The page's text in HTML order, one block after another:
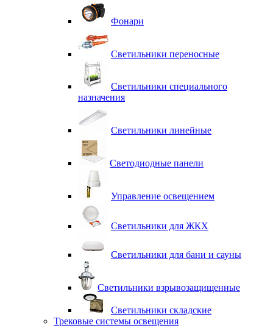
Фонари
Светильники переносные
Светильники специального
назначения
Светильники линейные
Светодиодные панели
Управление освещением
Светильники для ЖКХ
Светильники для бани и сауны
Светильники взрывозащищенные
Светильники складские
Трековые системы освещения